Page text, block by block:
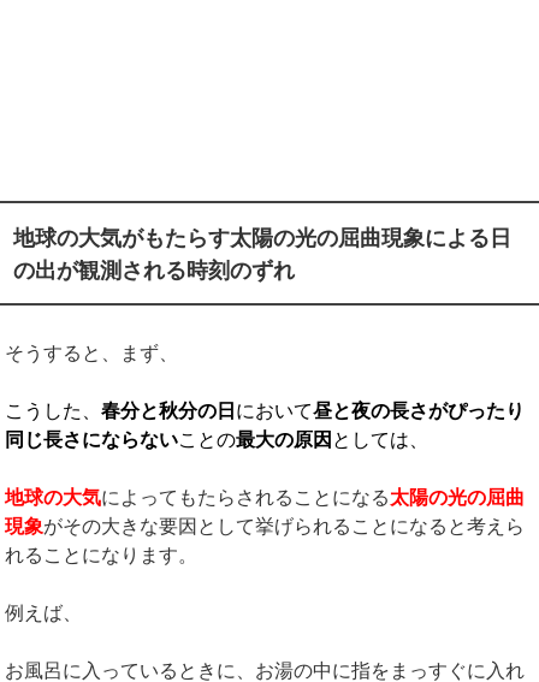
地球の大気がもたらす太陽の光の屈曲現象による日
の出が観測される時刻のずれ
そうすると、まず、
こうした、春分と秋分の日 において昼と夜の長さがぴったり
同じ長さにならないことの最大の原因 としては、
地球の大気によってもたらされることになる太陽の光の屈曲
現象がその大きな要因として挙げられることになると考えら
れることになります。
例えば、
お風呂に入っているときに、お湯の中に指をまっすぐに入れ